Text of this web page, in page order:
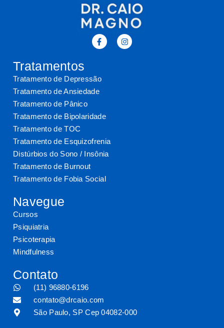
Tratamentos
Tratamento de Depressão
Tratamento de Ansiedade
Tratamento de Pânico
Tratamento de Bipolaridade
Tratamento de TOC
Tratamento de Esquizofrenia
Distúrbios do Sono / Insônia
Tratamento de Burnout
Tratamento de Fobia Social
Navegue
Cursos
Psiquiatria
Psicoterapia
Mindfulness
Contato
(11) 96880-6196
contato@drcaio.com
São Paulo, SP Cep 04082-000